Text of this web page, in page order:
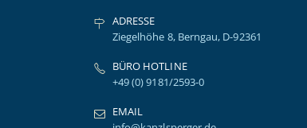
ADRESSE
Ziegelhöhe 8, Berngau, D-92361
BÜRO HOTLINE
+49 (0) 9181/2593-0
EMAIL